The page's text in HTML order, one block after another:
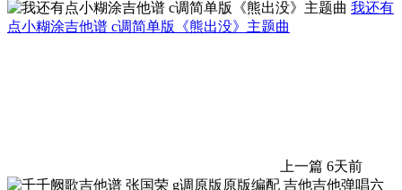
我还有
点小糊涂吉他谱 c调简单版《熊出没》主题曲
上一篇 6天前